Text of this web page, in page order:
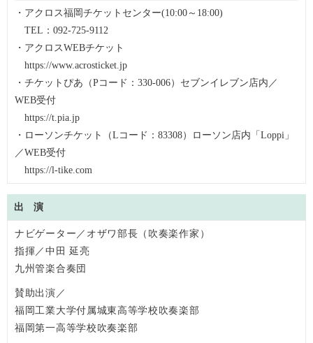
・アクロス福岡チケットセンター(10:00～18:00)
TEL：092-725-9112
・アクロスWEBチケット
https://www.acrosticket.jp
・チケットぴあ（Pコード：330-006）セブンイレブン店内／
WEB受付
https://t.pia.jp
・ローソンチケット（Lコード：83308）ローソン店内「Loppi」
／WEB受付
https://l-tike.com
出 演
ナビゲーター／オザワ部長（吹奏楽作家）
指揮／中田 延亮
九州管楽合奏団
賛助出演／
福岡工業大学付属城東高等学校吹奏楽部
福岡第一高等学校吹奏楽部